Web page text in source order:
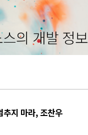
의 개발 정
추지 마라, 조찬우